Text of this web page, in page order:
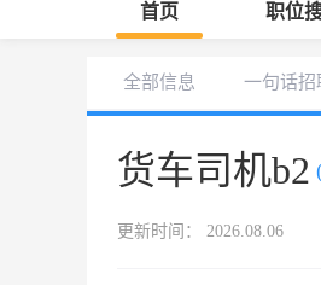
首页 职位
全部信息 一句话招
货车司机b2
更新时间： 2026.08.06